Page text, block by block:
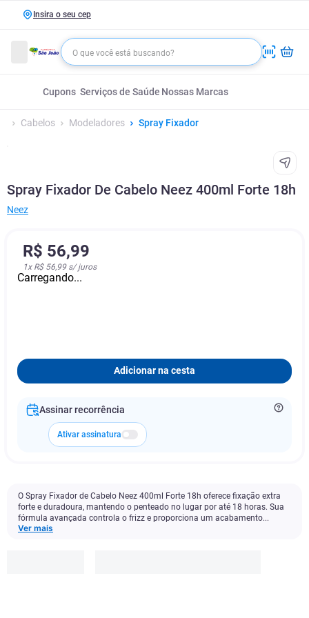
Insira o seu cep
Cupons Serviços de Saúde Nossas Marcas
Cabelos Modeladores Spray Fixador
Spray Fixador De Cabelo Neez 400ml Forte 18h
Neez
R$ 56,99
1x R$ 56,99s/ juros
Carregando...
Adicionar na cesta
Assinar recorrência
Ativar assinatura
O Spray Fixador de Cabelo Neez 400ml Forte 18h oferece fixação extra
forte e duradoura, mantendo o penteado no lugar por até 18 horas. Sua
fórmula avançada controla o frizz e proporciona um acabamento...
Ver mais